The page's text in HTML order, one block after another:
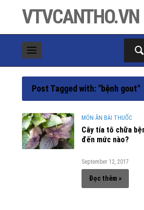
VTVCANTHO.VN
Post Tagged with: "bệnh gout"
MÓN ĂN BÀI THUỐC
Cây tía tô chữa
đến mức nào?
September 12, 2017
Đọc thêm »